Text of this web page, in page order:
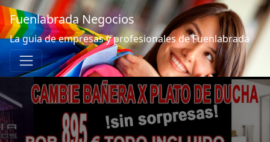
Fuenlabrada Negocios
La guia de empresas y profesionales de Fuenlabrada